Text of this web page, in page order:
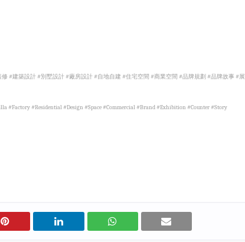
修#建築設計#別墅設計#廠房設計#自地自建 #住宅空間 #商業空間 #品牌規劃 #品牌故事#展
#Factory #Residential #Design #Space #Commercial #Brand #Exhibition #Counter #Story